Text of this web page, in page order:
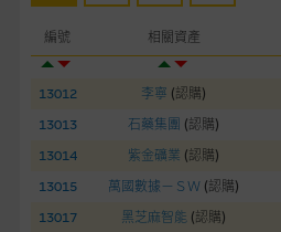
編號 相關資產
13012 李寧 (認購)
13013
石藥集團 (認購)
13014
紫金礦業 (認購)
13015
萬國數據－ＳＷ (認購)
13017
黑芝麻智能 (認購)
為準確、完整或合理。我們不作陳述
表現或回報將來會實現。過去業績並
來自我們在所示日期時認為可靠之來
而，麥格理集團不作陳述，亦不保證
及合時性負上責任，除非這是有關適
定。